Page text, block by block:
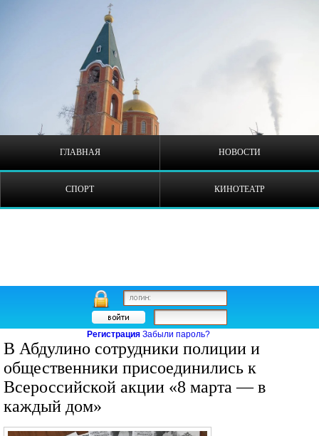
Регистрация Забыли пароль?
ГЛАВНАЯ НОВОСТИ
СПОРТ КИНОТЕАТР
В Абдулино сотрудники полиции и
общественники присоединились к
Всероссийской акции «8 марта — в
каждый дом»